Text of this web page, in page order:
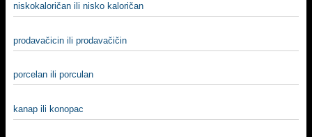
niskokaloričan ili nisko kaloričan
prodavačicin ili prodavačičin
porcelan ili porculan
kanap ili konopac